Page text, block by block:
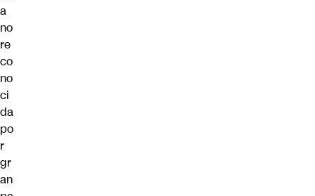
a
no
re
co
no
ci
da
po
r
gr
an